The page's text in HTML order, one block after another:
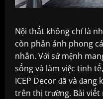
Nội thất không chỉ là
còn phản ánh phong
nhân. Với sứ mệnh
sống và làm việc tinh tế,
ICEP Decor đã và
trên thị trường. Bài viết